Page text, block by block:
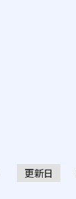
更新日